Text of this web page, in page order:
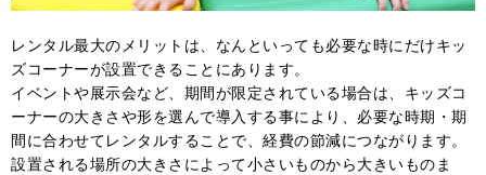
レンタル最大のメリットは、なんといっても必要な時にだけキッ
ズコーナーが設置できることにあります。
イベントや展示会など、期間が限定されている場合は、キッズコ
ーナーの大きさや形を選んで導入する事により、必要な時期・期
間に合わせてレンタルすることで、経費の節減につながります。
設置される場所の大きさによって小さいものから大きいものま